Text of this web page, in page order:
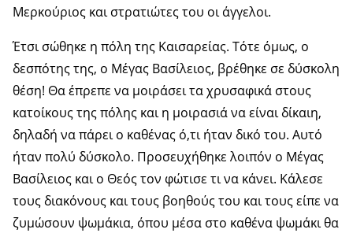
Μερκούριος και στρατιώτες του οι άγγελοι.
Έτσι σώθηκε η πόλη της Καισαρείας. Τότε όμως, ο
δεσπότης της, ο Μέγας Βασίλειος, βρέθηκε σε δύσκολη
θέση! Θα έπρεπε να μοιράσει τα χρυσαφικά στους
κατοίκους της πόλης και η μοιρασιά να είναι δίκαιη,
δηλαδή να πάρει ο καθένας ό,τι ήταν δικό του. Αυτό
ήταν πολύ δύσκολο. Προσευχήθηκε λοιπόν ο Μέγας
Βασίλειος και ο Θεός τον φώτισε τι να κάνει. Κάλεσε
τους διακόνους και τους βοηθούς του και τους είπε να
ζυμώσουν ψωμάκια, όπου μέσα στο καθένα ψωμάκι θα